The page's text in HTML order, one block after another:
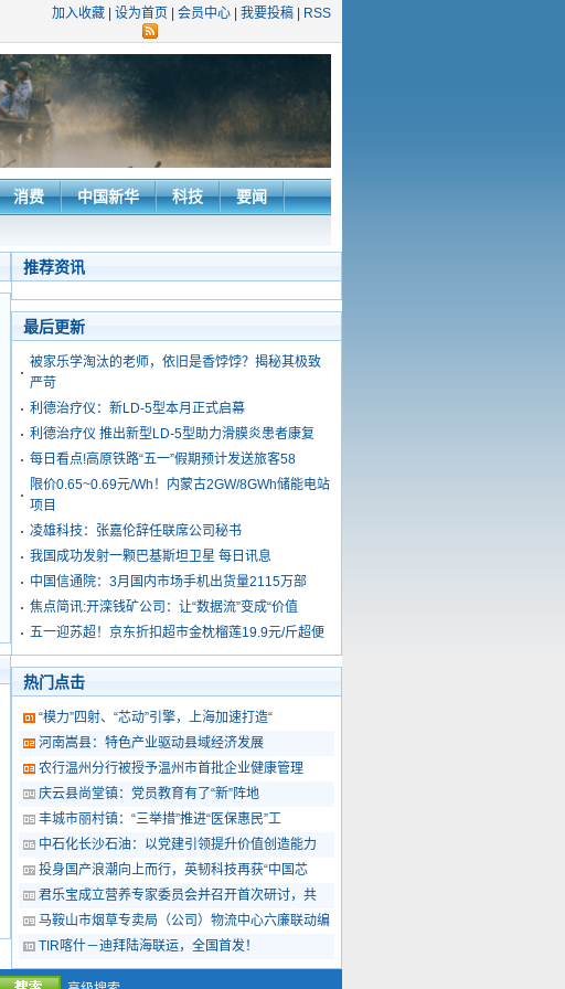
加入收藏 设为首页 会员中心 我要投稿 RSS
消费 中国新华 科技 要闻
推荐资讯
最后更新
被家乐学淘汰的老师，依旧是香饽饽？揭秘其极致
严苛
利德治疗仪：新LD-5型本月正式启幕
利德治疗仪 推出新型LD-5型助力滑膜炎患者康复
每日看点!高原铁路“五一”假期预计发送旅客58
限价0.65~0.69元/Wh！内蒙古2GW/8GWh储能电站
项目
凌雄科技：张嘉伦辞任联席公司秘书
我国成功发射一颗巴基斯坦卫星 每日讯息
中国信通院：3月国内市场手机出货量2115万部
焦点简讯:开滦钱矿公司：让“数据流”变成“价值
五一迎苏超！京东折扣超市金枕榴莲19.9元/斤超便
热门点击
“模力”四射、“芯动”引擎，上海加速打造“
河南嵩县：特色产业驱动县域经济发展
农行温州分行被授予温州市首批企业健康管理
庆云县尚堂镇：党员教育有了“新”阵地
丰城市丽村镇：“三举措”推进“医保惠民”工
中石化长沙石油：以党建引领提升价值创造能力
投身国产浪潮向上而行，英韧科技再获“中国芯
君乐宝成立营养专家委员会并召开首次研讨，共
马鞍山市烟草专卖局（公司）物流中心六廉联动编
TIR喀什－迪拜陆海联运，全国首发！